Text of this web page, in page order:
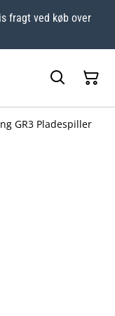
fragt ved køb over
GR3 Pladespiller